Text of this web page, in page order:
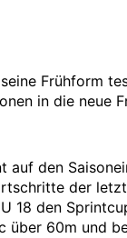
Frühform
in die neue
auf den
der
18 den
über 60m und